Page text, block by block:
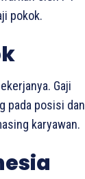
pokok.
Gaji
pada posisi dan
karyawan.